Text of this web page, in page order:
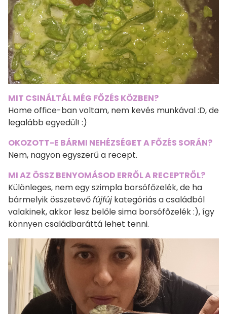
MIT CSINÁLTÁL MÉG FŐZÉS KÖZBEN?
Home office-ban voltam, nem kevés munkával :D, de
legalább egyedül! :)
OKOZOTT-E BÁRMI NEHÉZSÉGET A FŐZÉS SORÁN?
Nem, nagyon egyszerű a recept.
MI AZ ÖSSZ BENYOMÁSOD ERRŐL A RECEPTRŐL?
Különleges, nem egy szimpla borsófőzelék, de ha
bármelyik összetevőfújfúj kategóriás a családból
valakinek, akkor lesz belőle sima borsófőzelék :), így
könnyen családbaráttá lehet tenni.